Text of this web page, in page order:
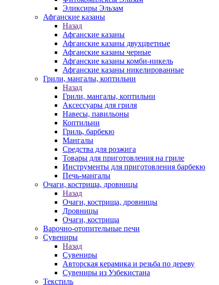
Эликсиры Эльзам
Афганские казаны
Назад
Афганские казаны
Афганские казаны двухцветные
Афганские казаны черные
Афганские казаны комби-никель
Афганские казаны никелированные
Грили, мангалы, коптильни
Назад
Грили, мангалы, коптильни
Аксессуары для гриля
Навесы, павильоны
Коптильни
Гриль, барбекю
Мангалы
Средства для розжига
Товары для приготовления на гриле
Инструменты для приготовления барбекю
Печь-мангалы
Очаги, кострища, дровницы
Назад
Очаги, кострища, дровницы
Дровницы
Очаги, кострища
Варочно-отопительные печи
Сувениры
Назад
Сувениры
Авторская керамика и резьба по дереву
Сувениры из Узбекистана
Текстиль